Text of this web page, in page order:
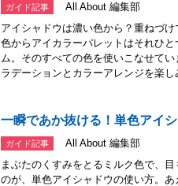
ガイド記事
All About 編集部
アイシャドウは濃い色から？重ねづ
色からアイカラーパレットはそれひ
ム。そのすべての色を使いこなせて
ラデーションとカラーアレンジを楽
一瞬であか抜ける！単色アイ
ガイド記事
All About 編集部
まぶたのくすみをとるミルク色で、
のが、単色アイシャドウの使い方。